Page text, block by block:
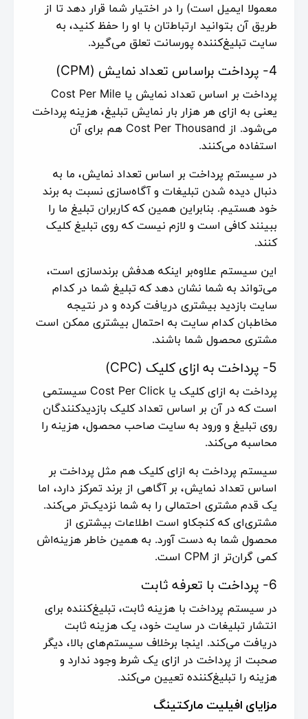
معمولا ایمیل است) را در اختیار شما قرار دهد تا از
طریق آن بتوانید ارتباط‌تان با او را حفظ کنید، به
سایت تبلیغ‌کننده پورسانت تعلق می‌گیرد.
4- پرداخت براساس تعداد نمایش (CPM)
پرداخت بر اساس تعداد نمایش یا Cost Per Mile
یعنی به ازای هر هزار بار نمایش تبلیغ، هزینه پرداخت
می‌شود. از Cost Per Thousand هم برای آن
استفاده می‌کنند.
در سیستم پرداخت بر اساس تعداد نمایش، ما به
دنبال دیده شدن تبلیغات و آگاه‌سازی نسبت به برند
خود هستیم. بنابراین همین که کاربران تبلیغ ما را
ببینند کافی است و لازم نیست که روی تبلیغ کلیک
کنند.
این سیستم علاوه‌بر اینکه هدفش برندسازی است،
می‌تواند به شما نشان دهد که تبلیغ شما در کدام
سایت بازدید بیشتری دریافت کرده و در نتیجه
مخاطبان کدام سایت به احتمال بیشتری ممکن است
مشتری محصول شما باشند.
5- پرداخت به ازای کلیک (CPC)
پرداخت به ازای کلیک یا Cost Per Click سیستمی
است که در آن بر اساس تعداد کلیک بازدیدکنندگان
روی تبلیغ و ورود به سایت صاحب محصول، هزینه را
محاسبه می‌کند.
سیستم پرداخت به ازای کلیک هم مثل پرداخت بر
اساس تعداد نمایش، بر آگاهی از برند تمرکز دارد، اما
یک قدم مشتری احتمالی را به شما نزدیک‌تر می‌کند.
مشتری‌ای که کنجکاو است اطلاعات بیشتری از
محصول شما به دست آورد. به همین خاطر هزینه‌اش
کمی گران‌تر از CPM است.
6- پرداخت با تعرفه ثابت
در سیستم پرداخت با هزینه ثابت، تبلیغ‌کننده برای
انتشار تبلیغات در سایت خود، یک هزینه ثابت
دریافت می‌کند. اینجا برخلاف سیستم‌های بالا، دیگر
صحبت از پرداخت در ازای یک شرط وجود ندارد و
هزینه را تبلیغ‌کننده تعیین می‌کند.
مزایای افیلیت مارکتینگ